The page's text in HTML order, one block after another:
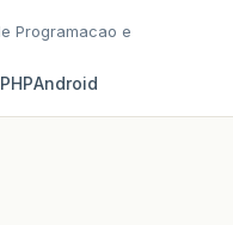
Programacao e
PHPAndroid